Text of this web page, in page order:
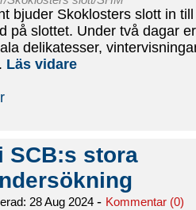
bjuder Skoklosters slott in
på slottet. Under två dagar
delikatesser,
Läs vidare
SCB:s stora
28 Aug 2024 - Kommentar (0)